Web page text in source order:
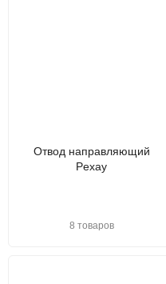
Отвод направляющий
Pexay
8 товаров